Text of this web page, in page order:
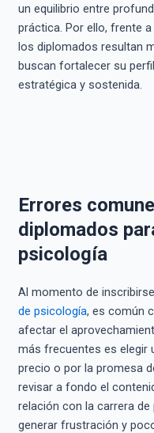
un equilibrio entre
práctica. Por ello, frente
los diplomados resultan
buscan fortalecer su
estratégica y sostenida.
Errores
diplomados
psicología
Al momento de
de psicología, es común
afectar el
más frecuentes es elegir
precio o por la promesa
revisar a fondo el
relación con la carrera
generar frustración y